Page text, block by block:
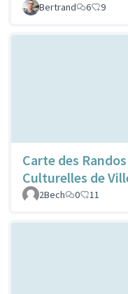
Bertrand
6 9
Carte des
Culturelles de
2Bech
0 11